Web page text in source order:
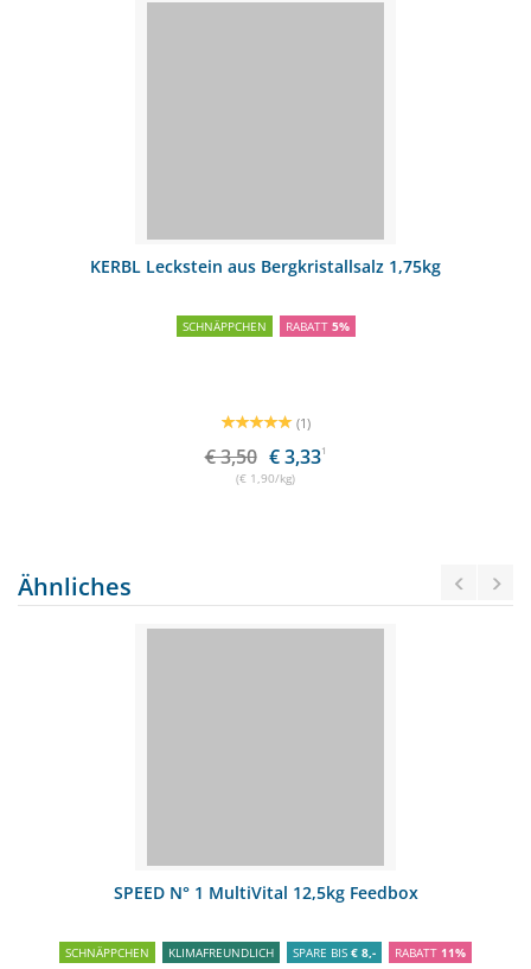
KERBL Leckstein aus Bergkristallsalz 1,75kg
SCHNÄPPCHEN RABATT 5%
(1)
€ 3,50 € 3,331
(€ 1,90/kg)
Ähnliches
SPEED N° 1 MultiVital 12,5kg Feedbox
SCHNÄPPCHEN KLIMAFREUNDLICH SPARE BIS € 8,- RABATT 11%